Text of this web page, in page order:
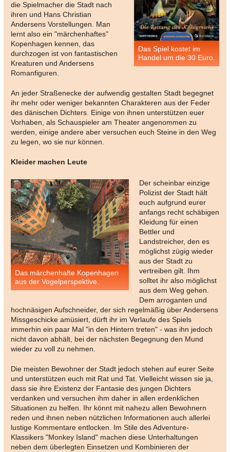
Das Spiel kostet im
Handel um die 30 Euro.
die Spielmacher die Stadt nach
ihren und Hans Christian
Andersens Vorstellungen. Man
lernt also ein "märchenhaftes"
Kopenhagen kennen, das
durchzogen ist von fantastischen
Kreaturen und Andersens
Romanfiguren.
An jeder Straßenecke der aufwendig gestalten Stadt begegnet
ihr mehr oder weniger bekannten Charakteren aus der Feder
des dänischen Dichters. Einige von ihnen unterstützen euer
Vorhaben, als Schauspieler am Theater angenommen zu
werden, einige andere aber versuchen euch Steine in den Weg
zu legen, wo sie nur können.
Kleider machen Leute
Das märchenhafte Kopenhagen
aus der Vogelperspektive.
Der scheinbar einzige
Polizist der Stadt hält
euch aufgrund eurer
anfangs recht schäbigen
Kleidung für einen
Bettler und
Landstreicher, den es
möglichst zügig wieder
aus der Stadt zu
vertreiben gilt. Ihm
solltet ihr also möglichst
aus dem Weg gehen.
Dem arroganten und
hochnäsigen Aufschneider, der sich regelmäßig über Andersens
Missgeschicke amüsiert, dürft ihr im Verlaufe des Spiels
immerhin ein paar Mal "in den Hintern treten" - was ihn jedoch
nicht davon abhält, bei der nächsten Begegnung den Mund
wieder zu voll zu nehmen.
Die meisten Bewohner der Stadt jedoch stehen auf eurer Seite
und unterstützen euch mit Rat und Tat. Vielleicht wissen sie ja,
dass sie ihre Existenz der Fantasie des jungen Dichters
verdanken und versuchen ihm daher in allen erdenklichen
Situationen zu helfen. Ihr könnt mit nahezu allen Bewohnern
reden und ihnen neben nützlichen Informationen auch allerlei
lustige Kommentare entlocken. Im Stile des Adventure-
Klassikers "Monkey Island" machen diese Unterhaltungen
neben dem überlegten Einsetzen und Kombinieren der